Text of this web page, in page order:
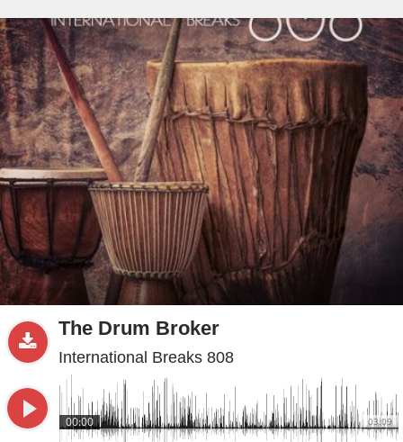
SamplePRO.ru
beta
The Drum Broker
International Breaks 808
03:09
00:00